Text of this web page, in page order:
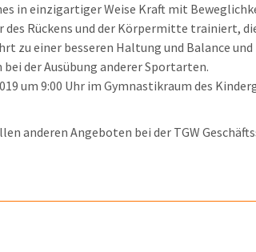
in einzigartiger Weise Kraft mit
Rückens und der Körpermitte trainiert,
zu einer besseren Haltung und Balance
der Ausübung anderer Sportarten.
um 9:00 Uhr im Gymnastikraum des
anderen Angeboten bei der TGW